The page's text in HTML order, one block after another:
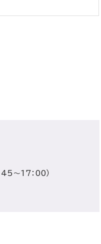
～17：00）